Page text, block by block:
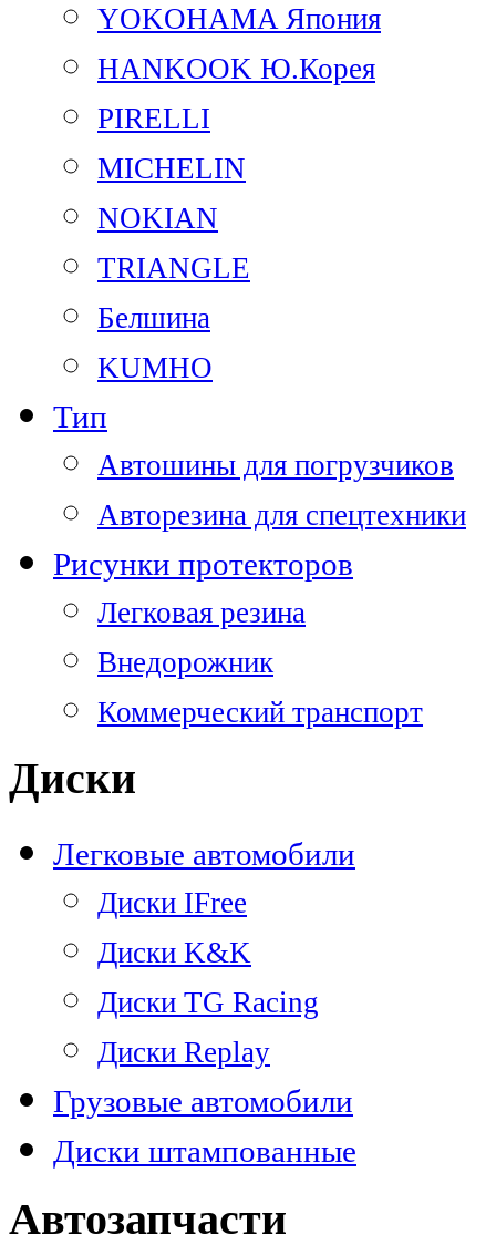
YOKOHAMA Япония
HANKOOK Ю.Корея
PIRELLI
MICHELIN
NOKIAN
TRIANGLE
Белшина
KUMHO
Тип
Автошины для погрузчиков
Авторезина для спецтехники
Рисунки протекторов
Легковая резина
Внедорожник
Коммерческий транспорт
Диски
Легковые автомобили
Диски IFree
Диски K&K
Диски TG Racing
Диски Replay
Грузовые автомобили
Диски штампованные
Автозапчасти